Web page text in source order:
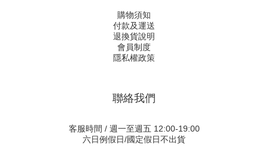
購物須知
付款及運送
退換貨說明
會員制度
隱私權政策
聯絡我們
客服時間 / 週一至週五 12:00-19:00
六日例假日/國定假日不出貨